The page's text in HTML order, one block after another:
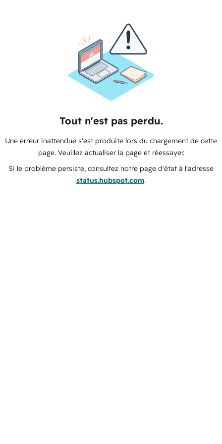
Tout n'est pas perdu.
Une erreur inattendue s'est produite lors du chargement de cette
page. Veuillez actualiser la page et réessayer.
Si le problème persiste, consultez notre page d'état à l'adresse
status.hubspot.com.